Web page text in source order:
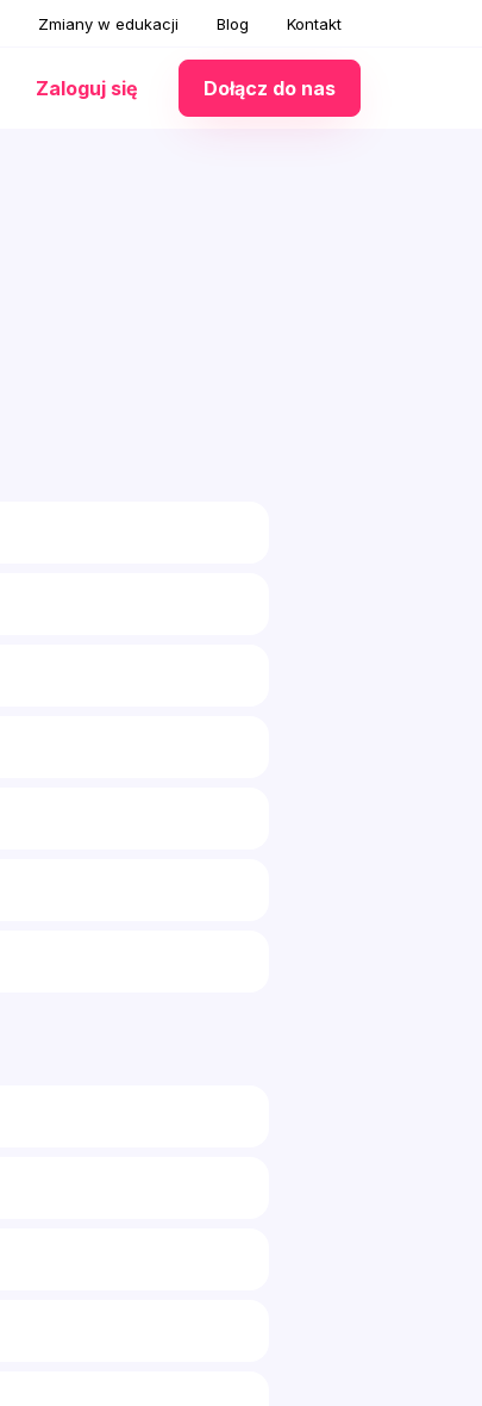
Zmiany w edukacji Blog Kontakt
Zaloguj się Dołącz do nas